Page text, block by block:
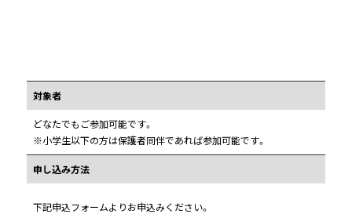
対象者
どなたでもご参加可能です。
※小学生以下の方は保護者同伴であれば参加可能です。
申し込み方法
下記申込フォームよりお申込みください。